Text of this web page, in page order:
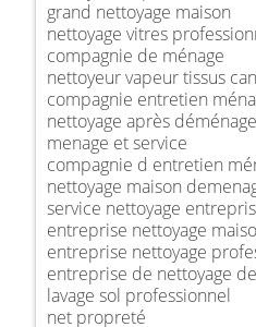
grand nettoyage maison
nettoyage vitres
compagnie de ménage
nettoyeur vapeur tissus
compagnie entretien
nettoyage après
menage et service
compagnie d entretien
nettoyage maison
service nettoyage
entreprise nettoyage
entreprise nettoyage
entreprise de nettoyage
lavage sol professionnel
net propreté